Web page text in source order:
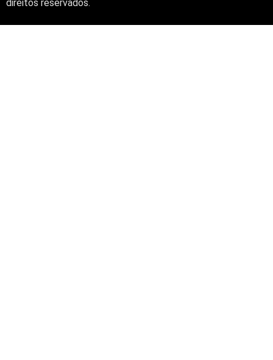
direitos reservados.